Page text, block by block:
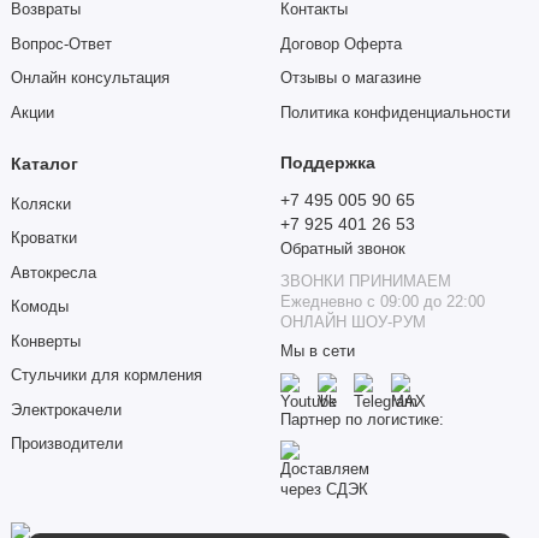
Возвраты
Вопрос-Ответ
Онлайн консультация
Акции
Контакты
Договор Оферта
Отзывы о магазине
Политика конфиденциальности
Каталог
Коляски
Кроватки
Автокресла
Комоды
Конверты
Стульчики для кормления
Электрокачели
Производители
Поддержка
+7 495 005 90 65
+7 925 401 26 53
Обратный звонок
ЗВОНКИ ПРИНИМАЕМ
Ежедневно с 09:00 до 22:00
ОНЛАЙН ШОУ-РУМ
Мы в сети
Партнер по логистике: